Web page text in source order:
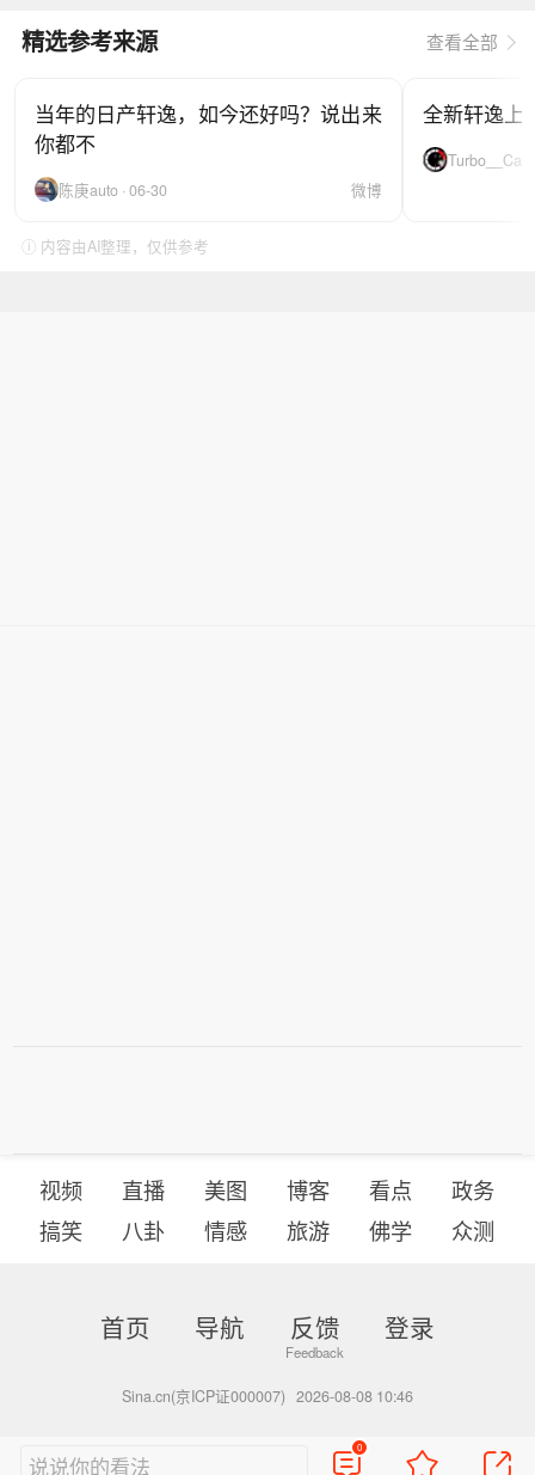
精选参考来源 查看全部
当年的日产轩逸，如今还好吗？说出来
你都不
陈庚auto · 06-30 微博
全新轩逸上
Turbo__Car
ⓘ 内容由AI整理，仅供参考
视频 直播 美图 博客 看点
政务
搞笑
八卦 情感 旅游 佛学 众测
首页 导航 反馈 登录
Sina.cn(京ICP证000007) 2026-08-08 10:46
说说你的看法
0